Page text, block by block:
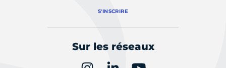
S'INSCRIRE
Sur les réseaux